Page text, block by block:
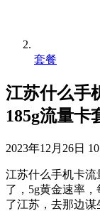
套餐
江苏什么手
185g流量卡
2023年12月26日
江苏什么手机卡流
了，5g黄金速率
了江苏，去那边谋